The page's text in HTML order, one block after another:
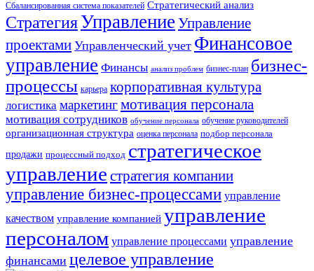
Сбалансированная система показателей Стратегический анализ
СтратегияУправление Управление
проектами Управленческий учет Финансовое
управление Финансы анализ проблем бизнес-план бизнес-
процессы карьера корпоративная культура
логистика маркетингмотивация персонала
мотивация сотрудников обучение персонала обучение руководителей
организационная структура оценка персонала подбор персонала
продажи процессный подход стратегическое
управление стратегия компании
управление бизнес-процессами управление
качеством управление компанией управление
персоналом управление процессами управление
финансами целевое управление